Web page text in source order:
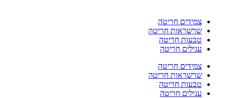
צמידים חריטה
שרשראות חריטה
טבעות חריטה
עגילים חריטה
צמידים חריטה
שרשראות חריטה
טבעות חריטה
עגילים חריטה